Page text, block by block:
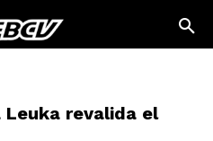
revalida el